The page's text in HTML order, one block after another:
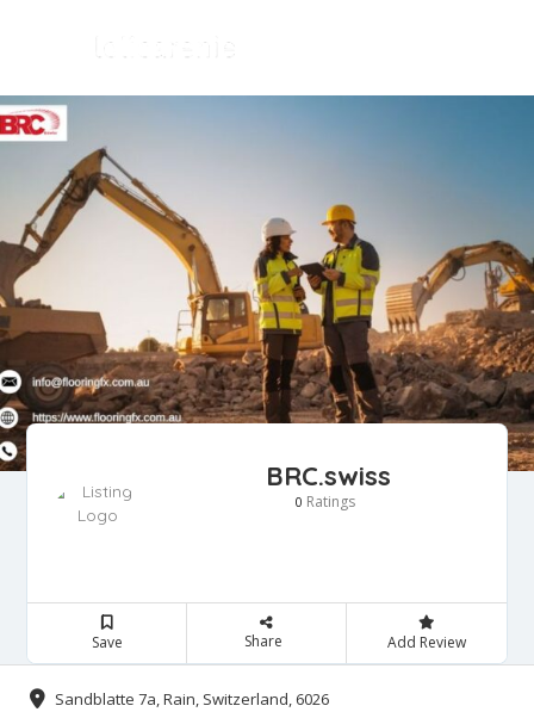
BRC.swiss
0 Ratings
Save Share Add Review
Sandblatte 7a, Rain, Switzerland, 6026